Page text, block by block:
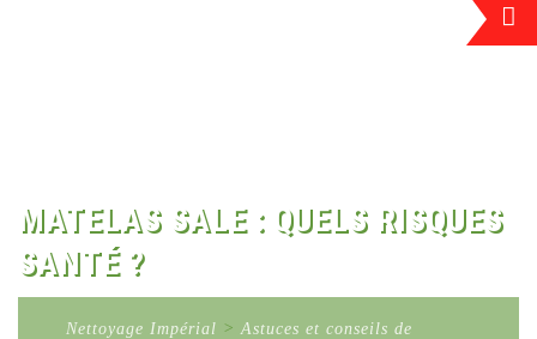
MATELAS SALE : QUELS RISQUES
SANTÉ ?
Nettoyage Impérial >Astuces et conseils de